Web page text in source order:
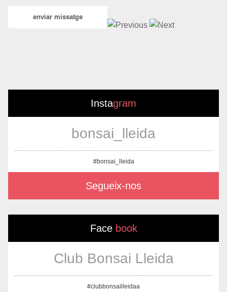
Instagram
bonsai_lleida
#bonsai_lleida
Segueix-nos
Face book
Club Bonsai Lleida
#clubbonsailleidaa